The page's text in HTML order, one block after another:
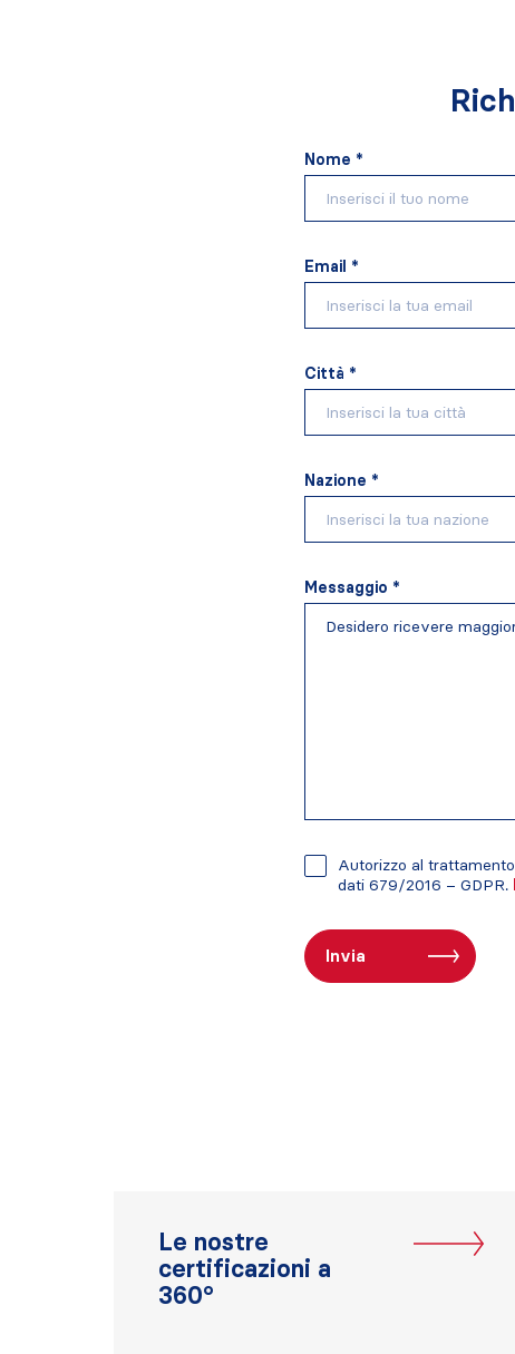
Nome *
Email *
Città *
Nazione *
Messaggio *
Autorizzo al
dati 679/2016 – GDPR.
Le nostre
certificazioni a
360°